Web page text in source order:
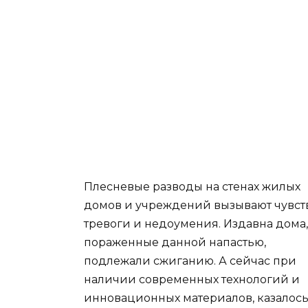
Плесневые разводы на стенах жилых
домов и учреждений вызывают
тревоги и недоумения. Издавна дома,
пораженные данной напастью,
подлежали сжиганию. А сейчас при
наличии современных технологий и
инновационных материалов, казалось